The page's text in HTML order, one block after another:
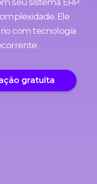
Ele
com tecnologia
gratuita